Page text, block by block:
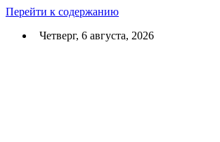
Перейти к содержанию
Четверг, 6 августа, 2026